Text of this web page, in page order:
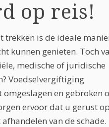
op reis!
trekken is de ideale
kunnen genieten. Toch
medische of juridische
Voedselvergiftiging
en gebroken
ervoor dat u gerust op
van de schade.